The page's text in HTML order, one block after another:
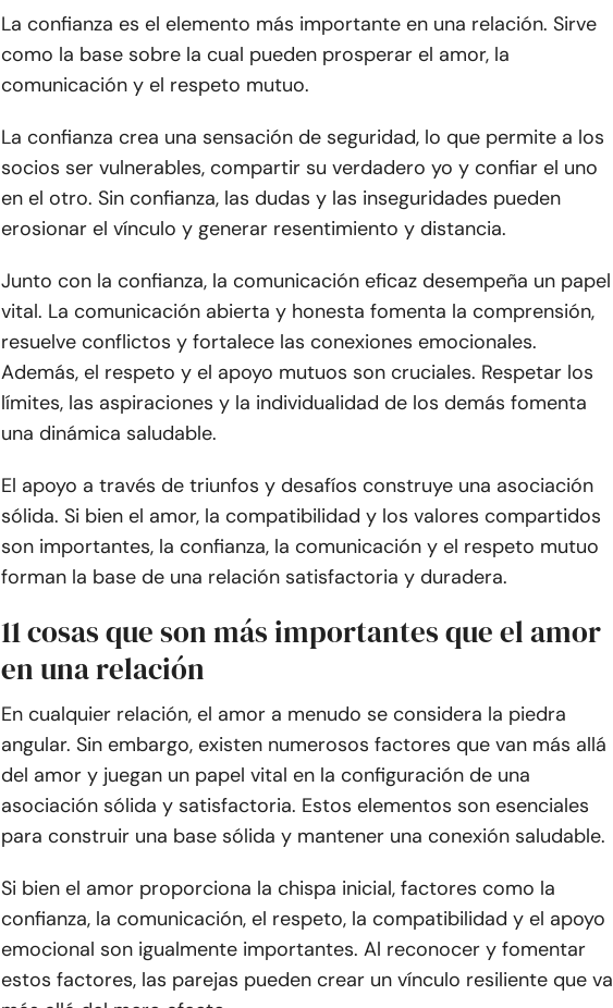
La confianza es el elemento más importante en una relación. Sirve
como la base sobre la cual pueden prosperar el amor, la
comunicación y el respeto mutuo.
La confianza crea una sensación de seguridad, lo que permite a los
socios ser vulnerables, compartir su verdadero yo y confiar el uno
en el otro. Sin confianza, las dudas y las inseguridades pueden
erosionar el vínculo y generar resentimiento y distancia.
Junto con la confianza, la comunicación eficaz desempeña un papel
vital. La comunicación abierta y honesta fomenta la comprensión,
resuelve conflictos y fortalece las conexiones emocionales.
Además, el respeto y el apoyo mutuos son cruciales. Respetar los
límites, las aspiraciones y la individualidad de los demás fomenta
una dinámica saludable.
El apoyo a través de triunfos y desafíos construye una asociación
sólida. Si bien el amor, la compatibilidad y los valores compartidos
son importantes, la confianza, la comunicación y el respeto mutuo
forman la base de una relación satisfactoria y duradera.
11 cosas que son más importantes que el amor
en una relación
En cualquier relación, el amor a menudo se considera la piedra
angular. Sin embargo, existen numerosos factores que van más allá
del amor y juegan un papel vital en la configuración de una
asociación sólida y satisfactoria. Estos elementos son esenciales
para construir una base sólida y mantener una conexión saludable.
Si bien el amor proporciona la chispa inicial, factores como la
confianza, la comunicación, el respeto, la compatibilidad y el apoyo
emocional son igualmente importantes. Al reconocer y fomentar
estos factores, las parejas pueden crear un vínculo resiliente que va